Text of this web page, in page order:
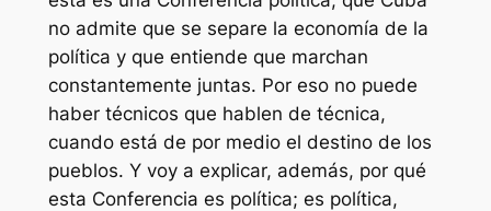
no admite que se separe la economía de la
política y que entiende que marchan
constantemente juntas. Por eso no puede
haber técnicos que hablen de técnica,
cuando está de por medio el destino de los
pueblos. Y voy a explicar, además, por qué
esta Conferencia es política; es política,